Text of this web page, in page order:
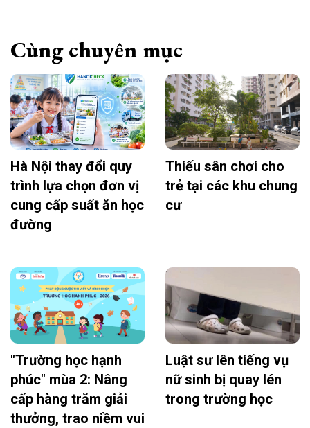
Cùng chuyên mục
Hà Nội thay đổi quy
trình lựa chọn đơn vị
cung cấp suất ăn học
đường
Thiếu sân chơi cho
trẻ tại các khu chung
cư
"Trường học hạnh
phúc" mùa 2: Nâng
cấp hàng trăm giải
thưởng, trao niềm vui
Luật sư lên tiếng vụ
nữ sinh bị quay lén
trong trường học